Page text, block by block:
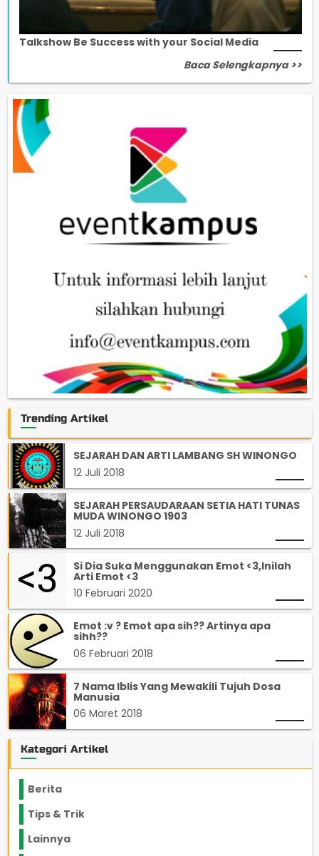
Talkshow Be Success with your Social Media
Baca Selengkapnya >>
Trending Artikel
SEJARAH DAN ARTI LAMBANG SH WINONGO
12 Juli 2018
SEJARAH PERSAUDARAAN SETIA HATI TUNAS
MUDA WINONGO 1903
12 Juli 2018
Si Dia Suka Menggunakan Emot <3,Inilah
Arti Emot <3
10 Februari 2020
Emot :v ? Emot apa sih?? Artinya apa
sihh??
06 Februari 2018
7 Nama Iblis Yang Mewakili Tujuh Dosa
Manusia
06 Maret 2018
Kategori Artikel
Berita
Tips & Trik
Lainnya